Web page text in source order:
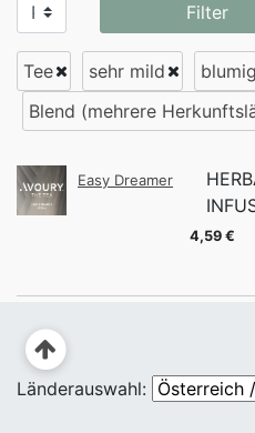
Filter
Tee sehr mild blumig
Blend (mehrere
Easy Dreamer
4,59 €
Länderauswahl: